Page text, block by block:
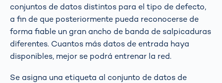
conjuntos de datos distintos para el tipo de defecto,
a fin de que posteriormente pueda reconocerse de
forma fiable un gran ancho de banda de salpicaduras
diferentes. Cuantos más datos de entrada haya
disponibles, mejor se podrá entrenar la red.
Se asigna una etiqueta al conjunto de datos de